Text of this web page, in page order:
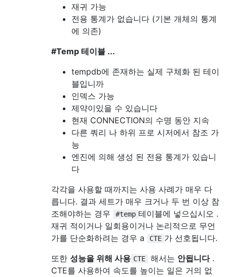
재귀 가능
전용 통계가 없습니다 (기본 개체의 통계
에 의존)
#Temp 테이블 ...
tempdb에 존재하는 실제 구체화 된 테이
블입니까
인덱스 가능
제약이있을 수 있습니다
현재 CONNECTION의 수명 동안 지속
다른 쿼리 나 하위 프로 시저에서 참조 가
능
엔진에 의해 생성 된 전용 통계가 있습니
다
각각을 사용할 때까지는 사용 사례가 매우 다
릅니다. 결과 세트가 매우 크거나 두 번 이상 참
조해야하는 경우
#temp 테이블에 넣으십시오 .
재귀 적이거나 일회용이거나 논리적으로 무언
가를 단순화하려는 경우 a
CTE 가 선호됩니다.
또한 성능을 위해 사용 CTE 해서는 안됩니다.
CTE를 사용하여 속도를 높이는 일은 거의 없